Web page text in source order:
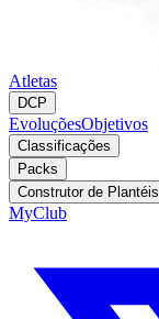
Atletas
DCP
EvoluçõesObjetivos
Classificações
Packs
Construtor de Plantéis
MyClub